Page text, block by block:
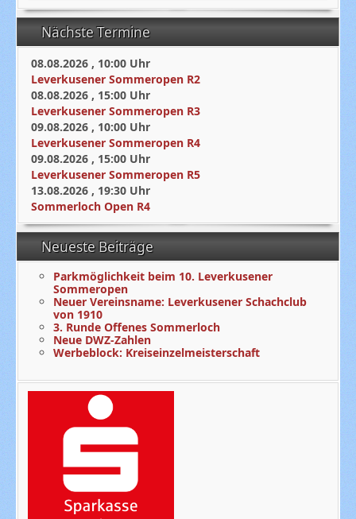
Nächste Termine
08.08.2026 , 10:00 Uhr
Leverkusener Sommeropen R2
08.08.2026 , 15:00 Uhr
Leverkusener Sommeropen R3
09.08.2026 , 10:00 Uhr
Leverkusener Sommeropen R4
09.08.2026 , 15:00 Uhr
Leverkusener Sommeropen R5
13.08.2026 , 19:30 Uhr
Sommerloch Open R4
Neueste Beiträge
Parkmöglichkeit beim 10. Leverkusener
Sommeropen
Neuer Vereinsname: Leverkusener Schachclub
von 1910
3. Runde Offenes Sommerloch
Neue DWZ-Zahlen
Werbeblock: Kreiseinzelmeisterschaft